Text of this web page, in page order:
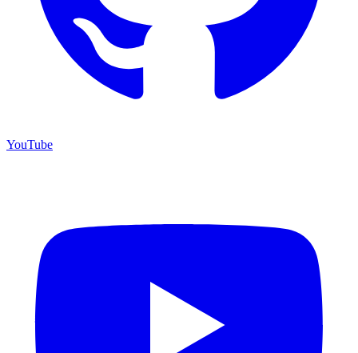
YouTube